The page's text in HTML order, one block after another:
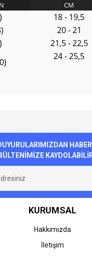
CM
18 - 19,5
20 - 21
21,5 - 22,5
24 - 25,5
Yorum Yaz
iletebilirsiniz.
için teşekkür ederiz.
kalitesiz, bozuk veya
eksik bilgiler bulunuyor.
hatalar bulunuyor.
diğer sitelerden daha pahalı.
KURUMSAL
Hakkımızda
İletişim